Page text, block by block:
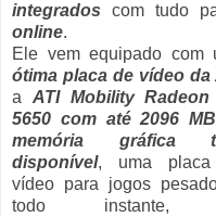
integrados com tudo
online.
Ele vem equipado com
ótima placa de vídeo da
a ATI Mobility Radeon
5650 com até 2096
memória gráfica
disponível, uma
vídeo para jogos
todo instante,